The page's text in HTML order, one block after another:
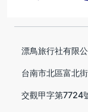
漂鳥旅行社有限
台南市北區富北
交觀甲字第7724